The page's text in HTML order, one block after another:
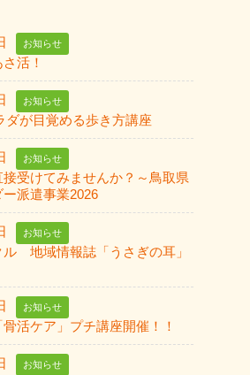
お知らせ
活！
お知らせ
が目覚める歩き方講座
お知らせ
受けてみませんか？～鳥取県
派遣事業2026
お知らせ
ル 地域情報誌「うさぎの耳」
お知らせ
活ケア」プチ講座開催！！
お知らせ